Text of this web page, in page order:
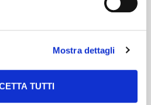
Mostra dettagli
TUTTI